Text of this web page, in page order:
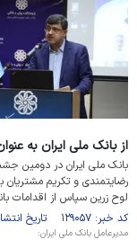
از بانک ملی ایران به
بانک ملی ایران در دومین
رضایتمندی و تکریم مشتریان
لوح زرین سپاس از اقدامات
کد خبر: ۱۲۹۰۵۷ تاریخ انتشار : ۱۴۰۰/۰۹/۲۷
مدیرعامل بانک ملی ایران: